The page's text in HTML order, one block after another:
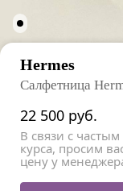
Hermes
Салфетница
22 500 руб.
В связи с
курса, просим
цену у